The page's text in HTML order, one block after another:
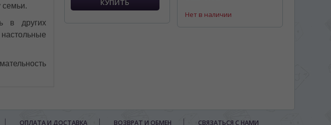
семьи.
в других
Нет в наличии
ОПЛАТА И ДОСТАВКА ВОЗВРАТ И ОБМЕН СВЯЗАТЬСЯ С НАМИ